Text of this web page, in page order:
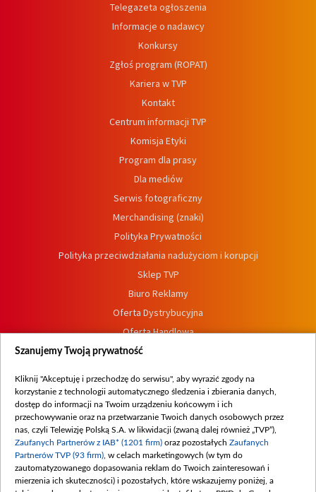
Telegazeta ogłoszenia
Informacje o nadawcy
Konkursy
Zgłoś program (ROPAT)
Kariera w TVP
Kontakt
Centrum informacji TVP
Komisja Etyki
Program dla prasy
Dla mediów
Serwis fotograficzny
Merchandising (znaki)
Polityka Prywatności
Polityka przeciwdziałania nadużyciom i korupcji
Sklep TVP
Biuro Reklamy
Oferta Dystrybucyjna
Oferta Handlowa
Dostępność
Procedura zgłoszeń wewnętrznych
Szanujemy Twoją prywatność
Kliknij "Akceptuję i przechodzę do serwisu", aby wyrazić zgody na
korzystanie z technologii automatycznego śledzenia i zbierania danych,
dostęp do informacji na Twoim urządzeniu końcowym i ich
przechowywanie oraz na przetwarzanie Twoich danych osobowych przez
nas, czyli Telewizję Polską S.A. w likwidacji (zwaną dalej również „TVP”),
Zaufanych Partnerów z IAB* (1201 firm) oraz pozostałych Zaufanych
Partnerów TVP (93 firm) , w celach marketingowych (w tym do
zautomatyzowanego dopasowania reklam do Twoich zainteresowań i
mierzenia ich skuteczności) i pozostałych, które wskazujemy poniżej, a